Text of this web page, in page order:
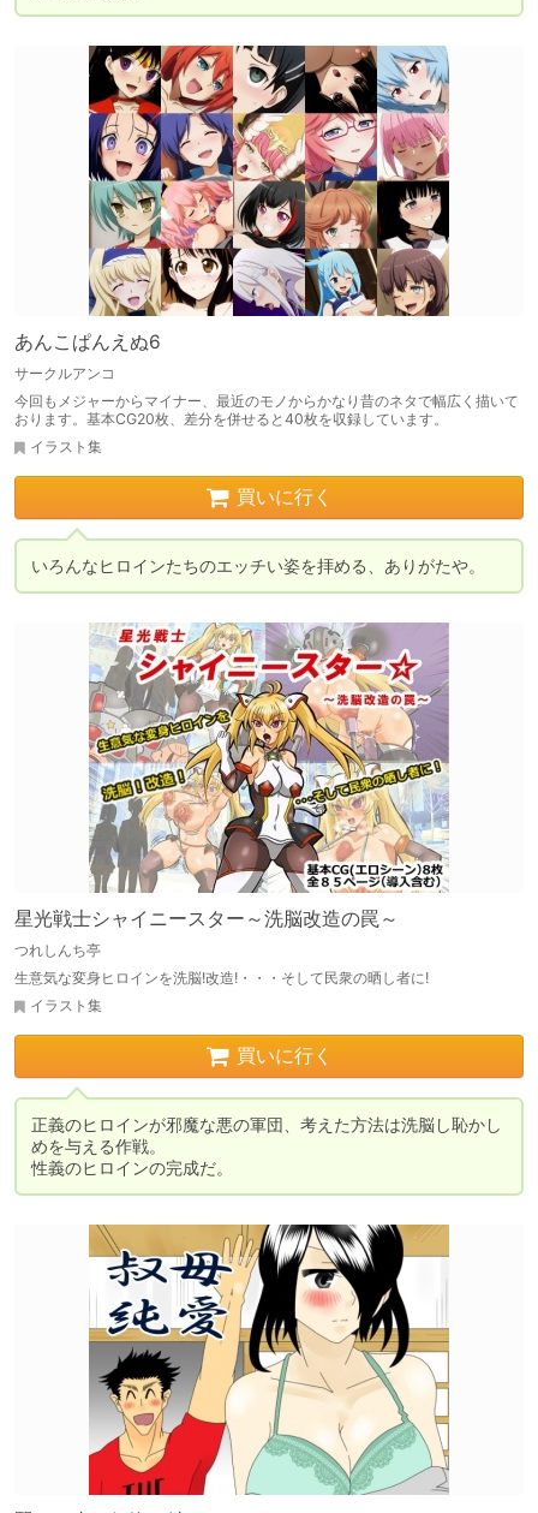
あんこぱんえぬ6
サークルアンコ
今回もメジャーからマイナー、最近のモノからかなり昔のネタで幅広く描いて
おります。基本CG20枚、差分を併せると40枚を収録しています。
イラスト集
買いに行く
いろんなヒロインたちのエッチい姿を拝める、ありがたや。
星光戦士シャイニースター～洗脳改造の罠～
つれしんち亭
生意気な変身ヒロインを洗脳!改造!・・・そして民衆の晒し者に!
イラスト集
買いに行く
正義のヒロインが邪魔な悪の軍団、考えた方法は洗脳し恥かし
めを与える作戦。
性義のヒロインの完成だ。